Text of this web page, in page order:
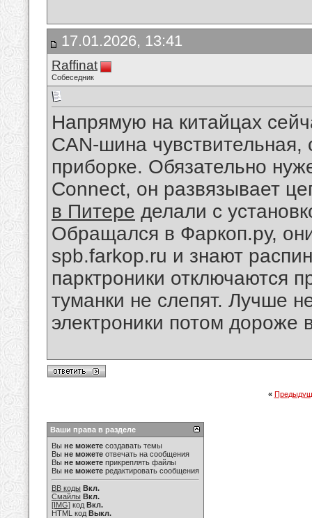
17.01.2026, 13:41
Raffinat
Собеседник
Напрямую на китайцах
CAN-шина
приборке. Обязательно
Connect, он развязывает
в Питере делали с
Обращался в Фаркоп.ру,
spb.farkop.ru и знают
парктроники отключаются
туманки не слепят. Лучше
электроники потом дороже
«
Ваши права в разделе
Вы не можете создавать темы
Вы не можете отвечать на сообщения
Вы не можете прикреплять файлы
Вы не можете редактировать сообщения
BB коды Вкл.
Смайлы Вкл.
[IMG] код Вкл.
HTML код Выкл.